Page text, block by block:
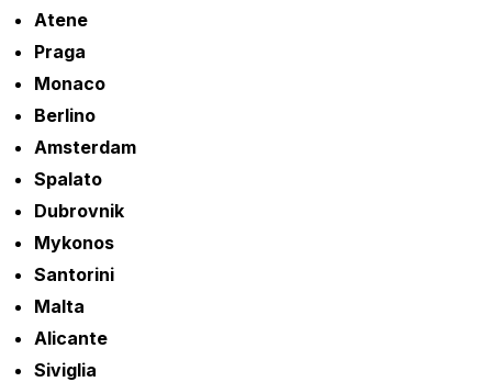
Atene
Praga
Monaco
Berlino
Amsterdam
Spalato
Dubrovnik
Mykonos
Santorini
Malta
Alicante
Siviglia